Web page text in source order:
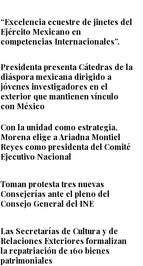
“Excelencia ecuestre de jinetes del
Ejército Mexicano en
competencias Internacionales”.
Presidenta presenta Cátedras de la
diáspora mexicana dirigido a
jóvenes investigadores en el
exterior que mantienen vínculo
con México
Con la unidad como estrategia,
Morena elige a Ariadna Montiel
Reyes como presidenta del Comité
Ejecutivo Nacional
Toman protesta tres nuevas
Consejerías ante el pleno del
Consejo General del INE
Las Secretarías de Cultura y de
Relaciones Exteriores formalizan
la repatriación de 160 bienes
patrimoniales